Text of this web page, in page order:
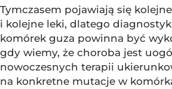
Tymczasem pojawiają się
i kolejne leki, dlatego
komórek guza powinna być
gdy wiemy, że choroba jest
nowoczesnych terapii
na konkretne mutacje w